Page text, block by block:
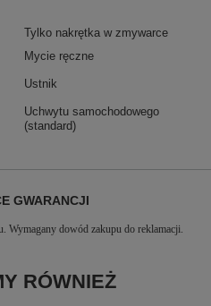
Tylko nakrętka w zmywarce
Mycie ręczne
Ustnik
Uchwytu samochodowego
(standard)
GWARANCJI
Wymagany dowód zakupu do reklamacji.
RÓWNIEŻ